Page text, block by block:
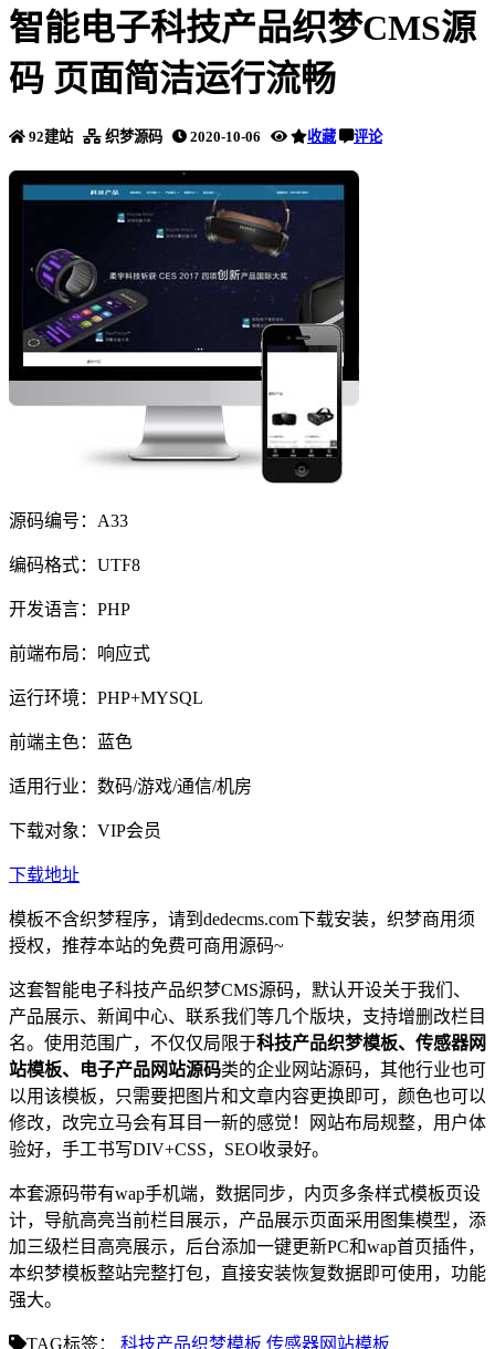
智能电子科技产品织梦CMS源
码 页面简洁运行流畅
92建站 织梦源码 2020-10-06 收藏 评论
源码编号：A33
编码格式：UTF8
开发语言：PHP
前端布局：响应式
运行环境：PHP+MYSQL
前端主色：蓝色
适用行业：数码/游戏/通信/机房
下载对象：VIP会员
下载地址
模板不含织梦程序，请到dedecms.com下载安装，织梦商用须
授权，推荐本站的免费可商用源码~
这套智能电子科技产品织梦CMS源码，默认开设关于我们、
产品展示、新闻中心、联系我们等几个版块，支持增删改栏目
名。使用范围广，不仅仅局限于科技产品织梦模板、传感器网
站模板、电子产品网站源码类的企业网站源码，其他行业也可
以用该模板，只需要把图片和文章内容更换即可，颜色也可以
修改，改完立马会有耳目一新的感觉！网站布局规整，用户体
验好，手工书写DIV+CSS，SEO收录好。
本套源码带有wap手机端，数据同步，内页多条样式模板页设
计，导航高亮当前栏目展示，产品展示页面采用图集模型，添
加三级栏目高亮展示，后台添加一键更新PC和wap首页插件，
本织梦模板整站完整打包，直接安装恢复数据即可使用，功能
强大。
TAG标签： 科技产品织梦模板 传感器网站模板